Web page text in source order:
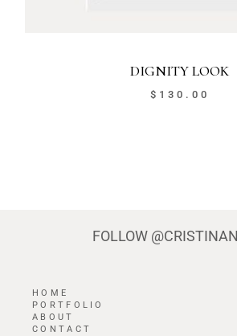
DIGNITY LOOK
$ 130.00
FOLLOW
HOME
PORTFOLIO
ABOUT
CONTACT